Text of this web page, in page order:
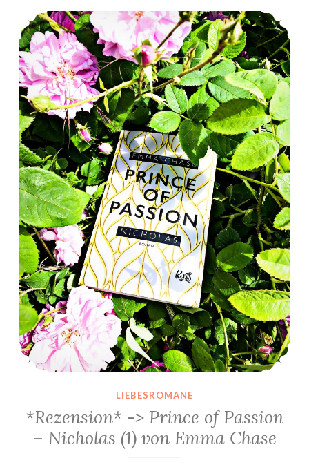
*Rezension* -> Prince of Passion – Nicholas (1) von Emma Chase
LIEBESROMANE
*Rezension* -> Prince of Passion
– Nicholas (1) von Emma Chase